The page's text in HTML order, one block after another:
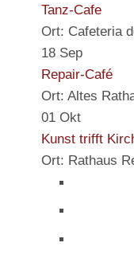
Tanz-Cafe
Ort: Cafeteria
18 Sep
Repair-Café
Ort: Altes
01 Okt
Kunst trifft
Ort: Rathaus